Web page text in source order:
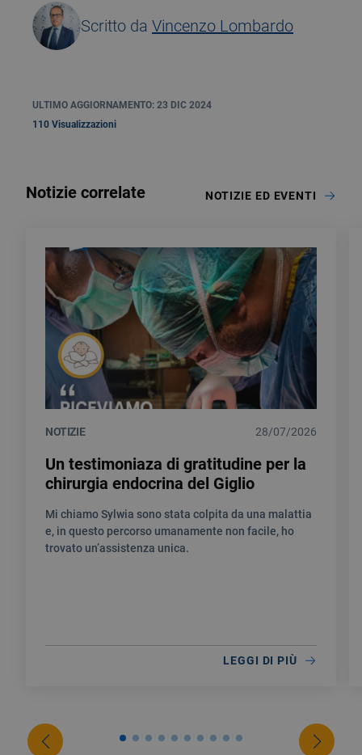
Scritto da Vincenzo Lombardo
ULTIMO AGGIORNAMENTO: 23 DIC 2024
110 Visualizzazioni
Notizie correlate NOTIZIE ED EVENTI
NOTIZIE 28/07/2026
Un testimoniaza di gratitudine per la
chirurgia endocrina del Giglio
Mi chiamo Sylwia sono stata colpita da una malattia
e, in questo percorso umanamente non facile, ho
trovato un’assistenza unica.
LEGGI DI PIÙ